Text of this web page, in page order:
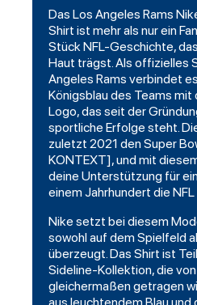
Das Los Angeles Rams
Shirt ist mehr als nur ein
Stück NFL-Geschichte,
Haut trägst. Als offizielles
Angeles Rams verbindet
Königsblau des Teams
Logo, das seit der
sportliche Erfolge steht.
zuletzt 2021 den Super
KONTEXT], und mit
deine Unterstützung für
einem Jahrhundert die
Nike setzt bei diesem
sowohl auf dem Spielfeld
überzeugt. Das Shirt ist
Sideline-Kollektion, die
gleichermaßen getragen